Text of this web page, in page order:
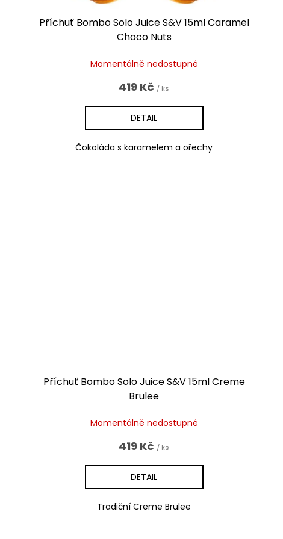
Příchuť Bombo Solo Juice S&V 15ml Caramel
Choco Nuts
Momentálně nedostupné
419 Kč / ks
DETAIL
Čokoláda s karamelem a ořechy
Příchuť Bombo Solo Juice S&V 15ml Creme
Brulee
Momentálně nedostupné
419 Kč / ks
DETAIL
Tradiční Creme Brulee